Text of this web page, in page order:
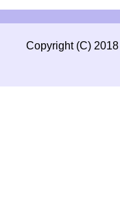
Copyright (C) 2018